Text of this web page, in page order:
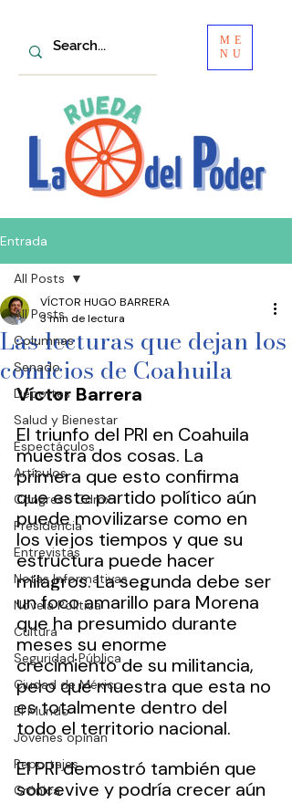
ME
NU
Entrada
All Posts
Columnas
Senado
Deportes
Salud y Bienestar
Espectáculos
Artículos
Congreso Cdmx
Presidencia
Entrevistas
Notas Informativas
Novela Política
Cultura
Seguridad Pública
Ciudad de México
El Mundo
Jóvenes opinan
Reportajes
Crónica
All Posts
Las lecturas que dejan los
comicios de Coahuila
VÍCTOR HUGO BARRERA
3 min de lectura
Víctor Barrera
El triunfo del PRI en Coahuila
muestra dos cosas. La
primera que esto confirma
que este partido político aún
puede movilizarse como en
los viejos tiempos y que su
estructura puede hacer
milagros. La segunda debe ser
un foco amarillo para Morena
que ha presumido durante
meses su enorme
crecimiento de su militancia,
pero que muestra que esta no
es totalmente dentro del
todo el territorio nacional.
El PRI demostró también que
sobrevive y podría crecer aún